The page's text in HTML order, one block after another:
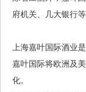
府机关、几大银行
上海嘉叶国际酒业
嘉叶国际将欧洲及
化。